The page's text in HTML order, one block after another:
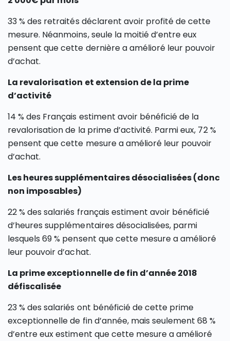
33 % des retraités déclarent avoir profité de cette
mesure. Néanmoins, seule la moitié d’entre eux
pensent que cette dernière a amélioré leur pouvoir
d’achat.
La revalorisation et extension de la prime
d’activité
14 % des Français estiment avoir bénéficié de la
revalorisation de la prime d’activité. Parmi eux, 72 %
pensent que cette mesure a amélioré leur pouvoir
d’achat.
Les heures supplémentaires désocialisées (donc
non imposables)
22 % des salariés français estiment avoir bénéficié
d’heures supplémentaires désocialisées, parmi
lesquels 69 % pensent que cette mesure a amélioré
leur pouvoir d’achat.
La prime exceptionnelle de fin d’année 2018
défiscalisée
23 % des salariés ont bénéficié de cette prime
exceptionnelle de fin d’année, mais seulement 68 %
d’entre eux estiment que cette mesure a amélioré